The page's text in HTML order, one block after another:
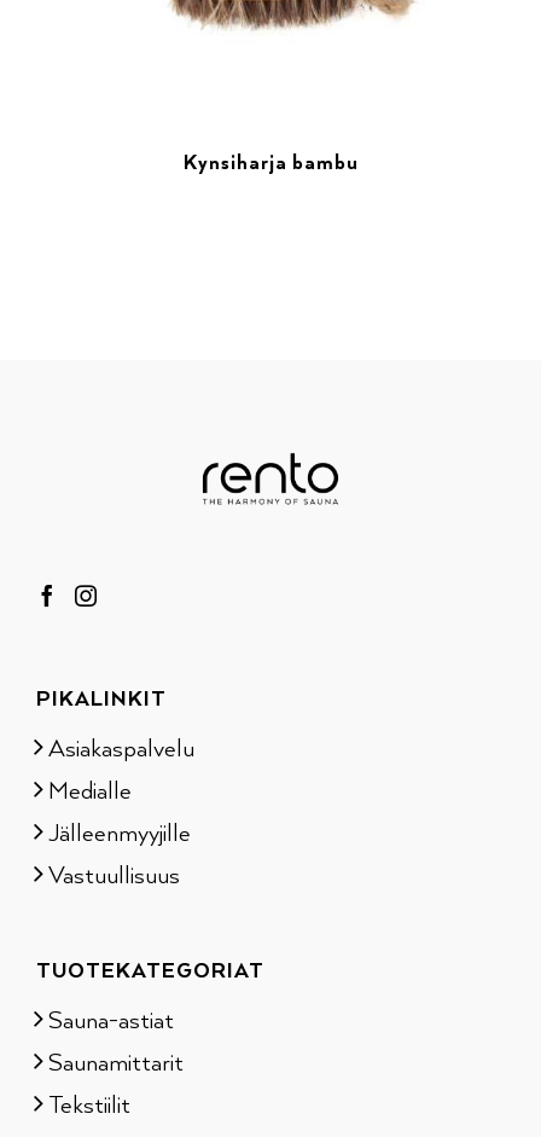
Kynsiharja bambu
PIKALINKIT
Asiakaspalvelu
Medialle
Jälleenmyyjille
Vastuullisuus
TUOTEKATEGORIAT
Sauna-astiat
Saunamittarit
Tekstiilit